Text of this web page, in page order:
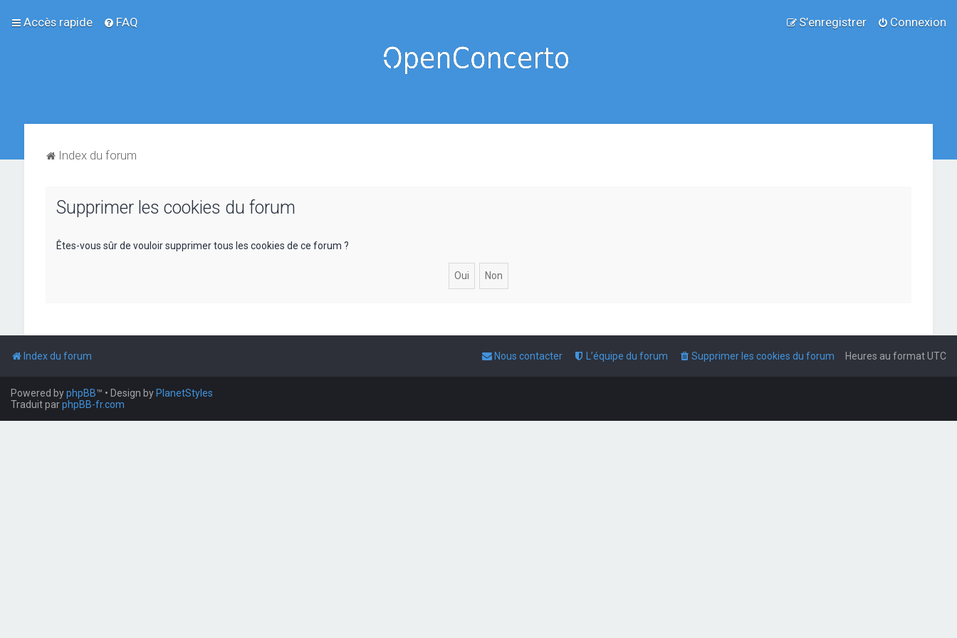
Accès rapide FAQ Connexion
S’enregistrer
Index du forum
Supprimer les cookies du forum
Êtes-vous sûr de vouloir supprimer tous les cookies de ce forum ?
Index du forum Heures au formatUTC
Supprimer les cookies du forum
L’équipe du forum
Nous contacter
Powered byphpBB™ • Design by PlanetStyles
Traduit parphpBB-fr.com